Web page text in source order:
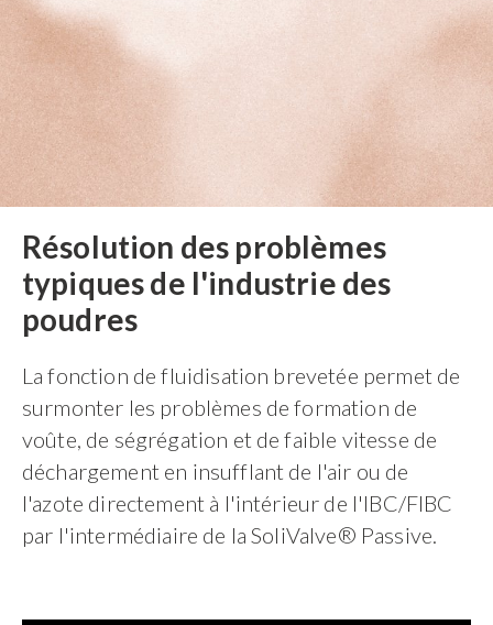
Résolution des problèmes
typiques de l'industrie des
poudres
La fonction de fluidisation brevetée permet de
surmonter les problèmes de formation de
voûte, de ségrégation et de faible vitesse de
déchargement en insufflant de l'air ou de
l'azote directement à l'intérieur de l'IBC/FIBC
par l'intermédiaire de la SoliValve® Passive